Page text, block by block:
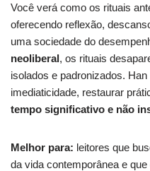
Você verá como os rituais
oferecendo reflexão,
uma sociedade do
neoliberal, os rituais
isolados e padronizados.
imediaticidade, restaurar
tempo significativo e não
Melhor para: leitores que
da vida contemporânea e